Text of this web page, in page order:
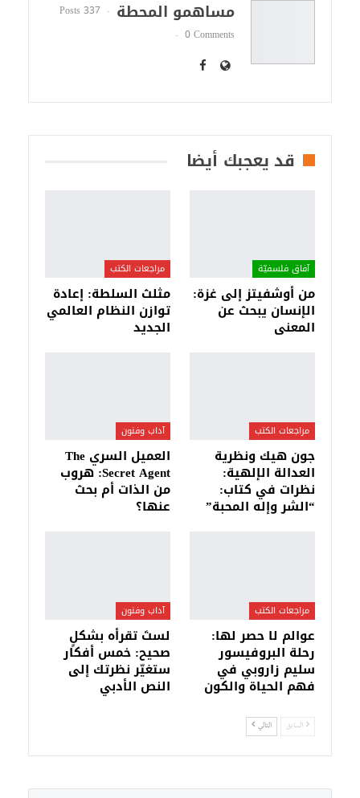
مساهمو المحطة
337 Posts
0 Comments
قد يعجبك أيضا
آفاق فلسفيّة‎
من أوشفيتز إلى غزة:
الإنسان يبحث عن
المعنى
مراجعات الكتب
مثلث السلطة: إعادة
توازن النظام العالمي
الجديد
مراجعات الكتب
جون هيك ونظرية
العدالة الإلهية:
نظرات في كتاب:
“الشر وإله المحبة”
آداب وفنون
العميل السري The
Secret Agent: هروب
من الذات أم بحث
عنها؟
مراجعات الكتب
عوالم لا حصر لها:
رحلة البروفيسور
سليم زاروبي في
فهم الحياة والكون
آداب وفنون
لستَ تقرأه بشكلٍ
صحيح: خمس أفكار
ستغيّر نظرتك إلى
النص الأدبي
السابق التالي